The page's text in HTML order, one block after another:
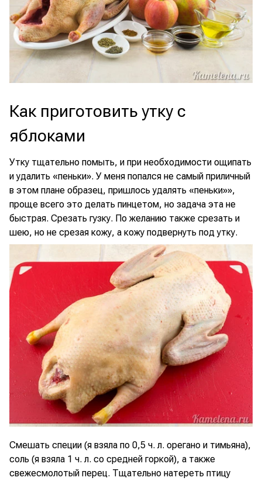
Как приготовить утку с
яблоками
Утку тщательно помыть, и при необходимости ощипать
и удалить «пеньки». У меня попался не самый приличный
в этом плане образец, пришлось удалять «пеньки»»,
проще всего это делать пинцетом, но задача эта не
быстрая. Срезать гузку. По желанию также срезать и
шею, но не срезая кожу, а кожу подвернуть под утку.
Смешать специи (я взяла по 0,5 ч. л. орегано и тимьяна),
соль (я взяла 1 ч. л. со средней горкой), а также
свежесмолотый перец. Тщательно натереть птицу